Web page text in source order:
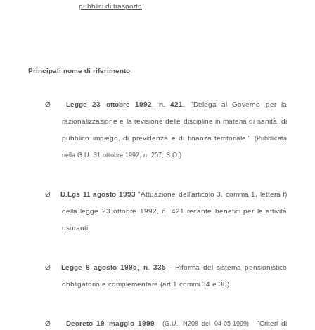
pubblici di trasporto
Principali nome di riferimento
Ø Legge 23 ottobre 1992, n. 421. "Delega al Governo per la
razionalizzazione e la revisione delle discipline in materia di sanità, di
pubblico impiego, di previdenza e di finanza territoriale." (Pubblicata
nella G.U. 31 ottobre 1992, n. 257, S.O.)
Ø D.Lgs 11 agosto 1993 "Attuazione dell'articolo 3, comma 1, lettera f)
della legge 23 ottobre 1992, n. 421 recante benefici per le attività
usuranti.
Ø Legge 8 agosto 1995, n. 335- Riforma del sistema pensionistico
obbligatorio e complementare (art 1 commi 34 e 38)
Ø Decreto 19 maggio 1999 (G.U. N208 del 04-05-1999)"Criteri di